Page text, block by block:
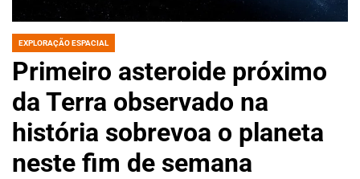
POSTED
EXPLORAÇÃO ESPACIAL
Primeiro asteroide próximo
da Terra observado na
história sobrevoa o planeta
neste fim de semana